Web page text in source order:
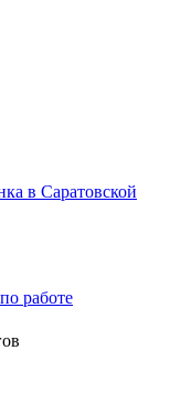
в Саратовской
работе